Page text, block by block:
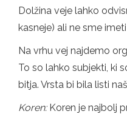
Dolžina veje lahko
kasneje) ali ne sme
Na vrhu vej najdemo
To so lahko subjekti, ki
bitja. Vrsta bi bila listi
Koren:Koren je najbolj